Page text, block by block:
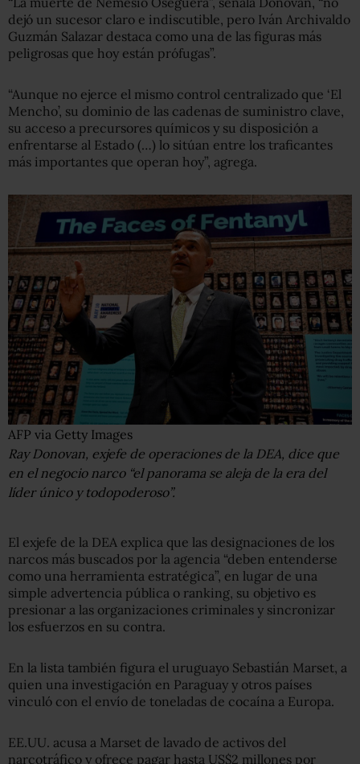
dejó un sucesor claro e indiscutible, pero Iván Archivaldo
Guzmán Salazar destaca como una de las figuras más
peligrosas que hoy están prófugas”.
“Aunque no ejerce el mismo control centralizado que ‘El
Mencho’, su dominio de las cadenas de suministro clave,
su acceso a precursores químicos y su disposición a
enfrentarse al Estado (…) lo sitúan entre los traficantes
más importantes que operan hoy”, agrega.
AFP via Getty Images
Ray Donovan, exjefe de operaciones de la DEA, dice que
en el negocio narco “el panorama se aleja de la era del
líder único y todopoderoso”.
El exjefe de la DEA explica que las designaciones de los
narcos más buscados por la agencia “deben entenderse
como una herramienta estratégica”, en lugar de una
simple advertencia pública o ranking, su objetivo es
presionar a las organizaciones criminales y sincronizar
los esfuerzos en su contra.
En la lista también figura el uruguayo Sebastián Marset, a
quien una investigación en Paraguay y otros países
vinculó con el envío de toneladas de cocaína a Europa.
EE.UU. acusa a Marset de lavado de activos del
narcotráfico y ofrece pagar hasta US$2 millones por